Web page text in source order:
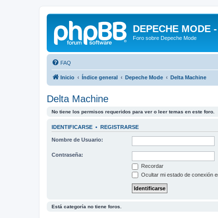
DEPECHE MODE
Foro sobre Depeche Mode
FAQ
Inicio Índice general Depeche Mode Delta Machine
Delta Machine
No tiene los permisos requeridos para ver o leer temas en este foro.
IDENTIFICARSE • REGISTRARSE
Nombre de Usuario:
Contraseña:
Recordar
Ocultar mi estado de conexión
Está categoría no tiene foros.